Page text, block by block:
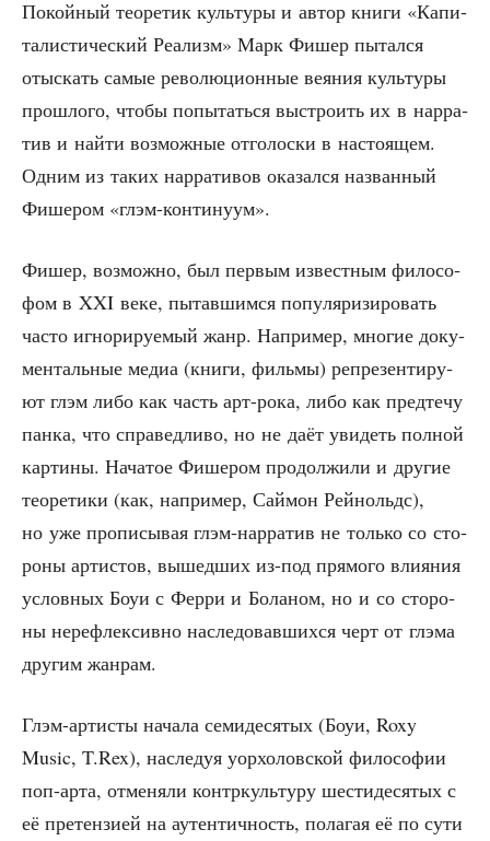
Покой­ный тео­ре­тик куль­ту­ры и автор кни­ги «Капи­
та­ли­сти­че­ский Реа­лизм» Марк Фишер пытал­ся
отыс­кать самые рево­лю­ци­он­ные вея­ния куль­ту­ры
про­шло­го, что­бы попы­тать­ся выстро­ить их в нар­ра­
тив и най­ти воз­мож­ные отго­лос­ки в насто­я­щем.
Одним из таких нар­ра­ти­вов ока­зал­ся назван­ный
Фише­ром «глэм-кон­ти­ну­ум».
Фишер, воз­мож­но, был пер­вым извест­ным фило­со­
фом в XXI веке, пытав­шим­ся попу­ля­ри­зи­ро­вать
часто игно­ри­ру­е­мый жанр. Напри­мер, мно­гие доку­
мен­таль­ные медиа (кни­ги, филь­мы) репре­зен­ти­ру­
ют глэм либо как часть арт-рока, либо как пред­те­чу
пан­ка, что спра­вед­ли­во, но не даёт уви­деть пол­ной
кар­ти­ны. Нача­тое Фише­ром про­дол­жи­ли и дру­гие
тео­ре­ти­ки (как, напри­мер, Сай­мон Рей­нольдс),
но уже про­пи­сы­вая глэм-нар­ра­тив не толь­ко со сто­
ро­ны арти­стов, вышед­ших из-под пря­мо­го вли­я­ния
услов­ных Боуи с Фер­ри и Бола­ном, но и со сто­ро­
ны нере­флек­сив­но насле­до­вав­ших­ся черт от глэ­ма
дру­гим жанрам.
Глэм-арти­сты нача­ла семи­де­ся­тых (Боуи, Roxy
Music, T.Rex), насле­дуя уор­хо­лов­ской фило­со­фии
поп-арта, отме­ня­ли кон­тр­куль­ту­ру шести­де­ся­тых с
её пре­тен­зи­ей на аутен­тич­ность, пола­гая её по сути